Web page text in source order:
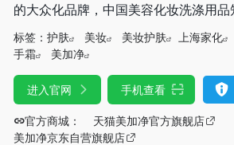
的大众化品牌，中国美容化妆洗涤用品
标签： 护肤 美妆 美妆护肤 上海家化
手霜
美加净
进入官网 手机查看
官方商城：
天猫美加净官方旗舰店
美加净京东自营旗舰店